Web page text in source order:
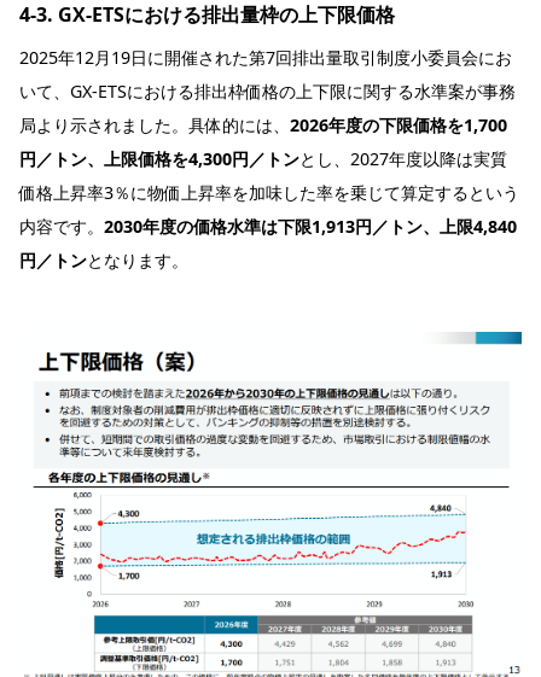
4-3. GX-ETSにおける排出量枠の上下限価格
2025年12月19日に開催された第7回排出量取引制度小委員会にお
いて、GX-ETSにおける排出枠価格の上下限に関する水準案が事務
局より示されました。具体的には、 2026年度の下限価格を1,700
円／トン、上限価格を4,300円／トンとし、2027年度以降は実質
価格上昇率3％に物価上昇率を加味した率を乗じて算定するという
内容です。 2030年度の価格水準は下限1,913円／トン、上限4,840
円／トンとなります。